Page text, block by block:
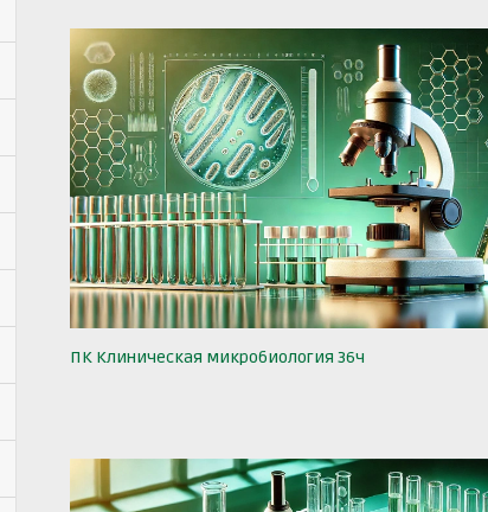
ПК Клиническая микробиология 36ч